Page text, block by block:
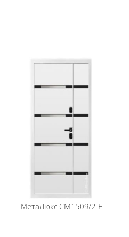
МетаЛюксСМ1509/2 E